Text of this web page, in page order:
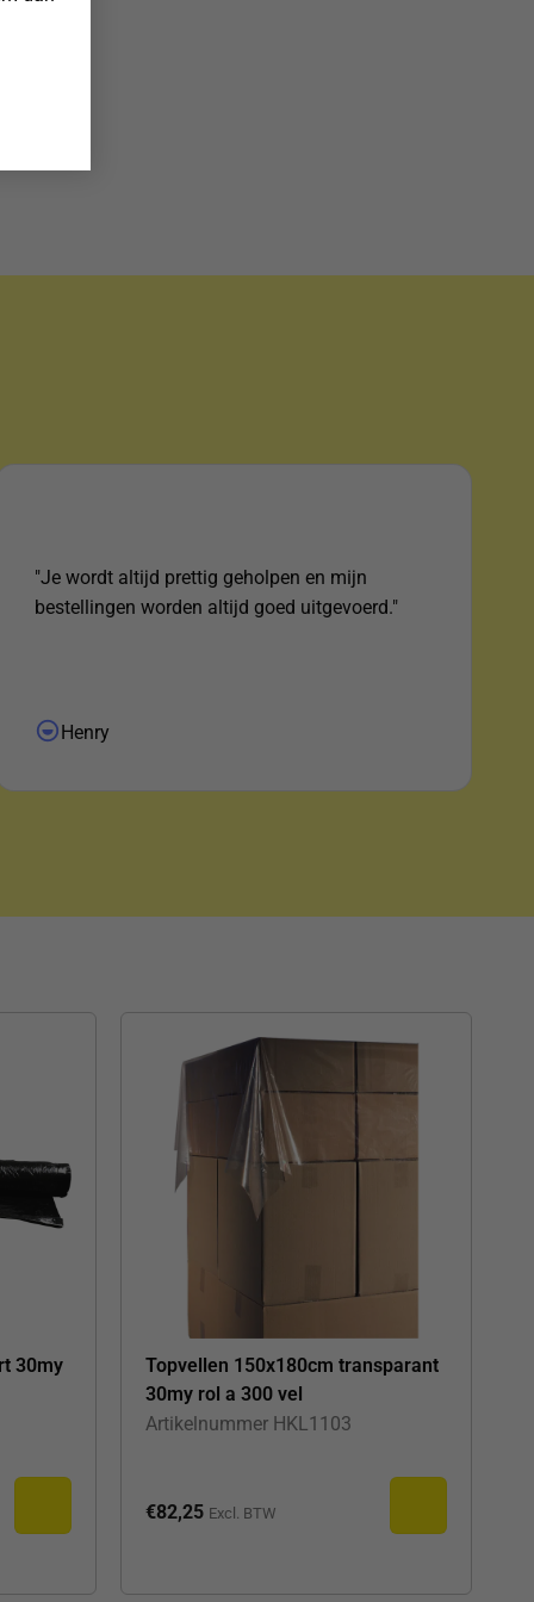
"Je wordt altijd prettig geholpen en mijn
bestellingen worden altijd goed uitgevoerd."
Henry
30my
Topvellen 150x180cm transparant
30my rol a 300 vel
Artikelnummer HKL1103
€82,25 Excl. BTW